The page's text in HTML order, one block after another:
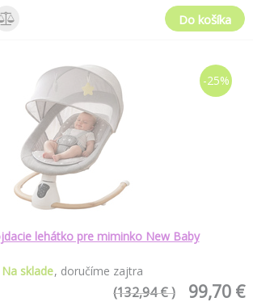
Do košíka
-25%
lehátko pre miminko New Baby
Na sklade doručíme zajtra
99,70 €
(132,94 € )